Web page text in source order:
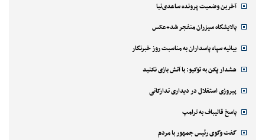
آخرین وضعیت پرونده ساعدی‌نیا
پالایشگاه سیزران منفجر شد+عکس
بیانیه سپاه پاسداران به مناسبت روز خبرنگار
هشدار پکن به توکیو: با آتش بازی نکنید
پیروزی استقلال در دیداری تدارکاتی
پاسخ قالیباف به ترامپ
گفت وگوی رئیس جمهور با مردم